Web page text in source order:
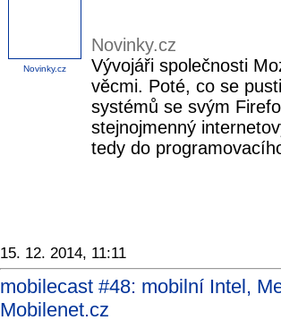
Novinky.cz
Novinky.cz
Vývojáři společnosti
věcmi. Poté, co se
systémů se svým
stejnojmenný
tedy do
15. 12. 2014, 11:11
mobilecast #48: mobilní Intel,
Mobilenet.cz